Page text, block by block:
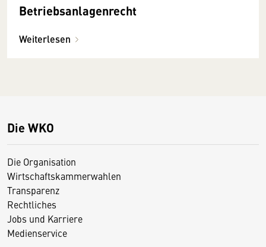
Betriebsanlagenrecht
Weiterlesen
Die WKO
Die Organisation
Wirtschaftskammerwahlen
Transparenz
Rechtliches
Jobs und Karriere
Medienservice